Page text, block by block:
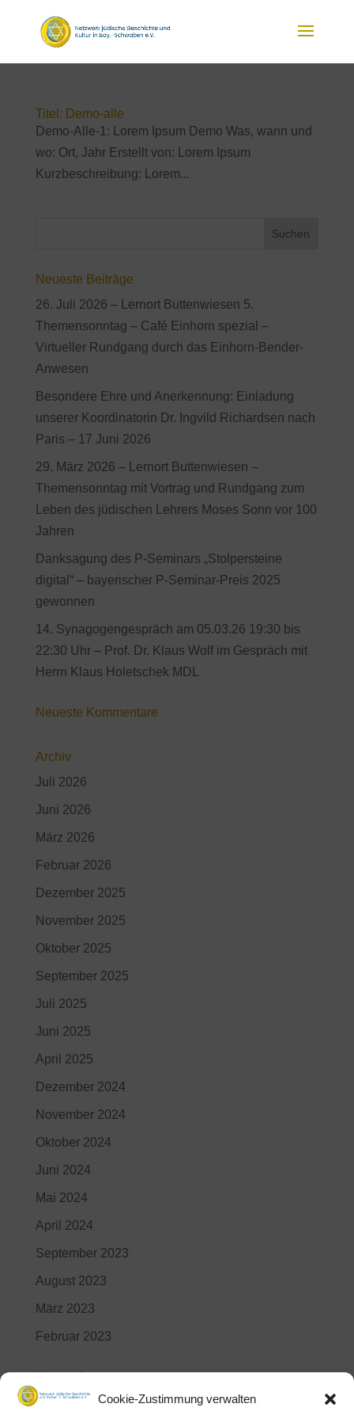
Cookie-Zustimmung verwalten
Titel: Demo-alle
Demo-Alle-1: Lorem Ipsum Demo Was, wann und
wo: Ort, Jahr Erstellt von: Lorem Ipsum
Kurzbeschreibung: Lorem...
Neueste Beiträge
26. Juli 2026 – Lernort Buttenwiesen 5.
Themensonntag – Café Einhorn spezial –
Virtueller Rundgang durch das Einhorn-Bender-
Anwesen
Besondere Ehre und Anerkennung: Einladung
unserer Koordinatorin Dr. Ingvild Richardsen nach
Paris – 17 Juni 2026
29. März 2026 – Lernort Buttenwiesen –
Themensonntag mit Vortrag und Rundgang zum
Leben des jüdischen Lehrers Moses Sonn vor 100
Jahren
Danksagung des P-Seminars „Stolpersteine
digital“ – bayerischer P-Seminar-Preis 2025
gewonnen
14. Synagogengespräch am 05.03.26 19:30 bis
22:30 Uhr – Prof. Dr. Klaus Wolf im Gespräch mit
Herrn Klaus Holetschek MDL
Neueste Kommentare
Archiv
Juli 2026
Juni 2026
März 2026
Februar 2026
Dezember 2025
November 2025
Oktober 2025
September 2025
Juli 2025
Juni 2025
April 2025
Dezember 2024
November 2024
Oktober 2024
Juni 2024
Mai 2024
April 2024
September 2023
August 2023
März 2023
Februar 2023
Kategorien
Aktuelles